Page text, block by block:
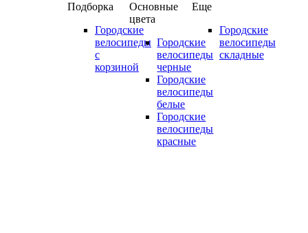
Подборка
Городские
велосипеды
с
корзиной
Основные
цвета
Городские
велосипеды
черные
Городские
велосипеды
белые
Городские
велосипеды
красные
Еще
Городские
велосипеды
складные